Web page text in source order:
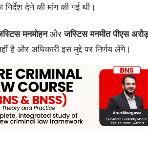
देने की मांग की गई थी।
मनमोहनऔर जस्टिस मनमीत पीएस
है और अधिकारी इस मुद्दे पर निर्णय लेंगे।